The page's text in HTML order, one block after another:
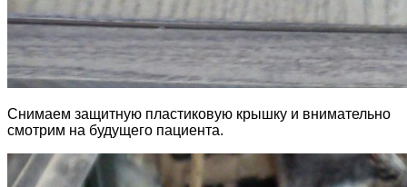
Снимаем защитную пластиковую крышку и внимательно
смотрим на будущего пациента.